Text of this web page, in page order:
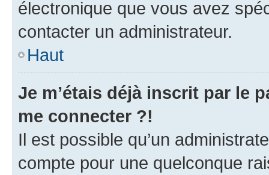
électronique que vous avez
contacter un administrateur.
Haut
Je m’étais déjà inscrit par le
me connecter ?!
Il est possible qu’un
compte pour une quelconque